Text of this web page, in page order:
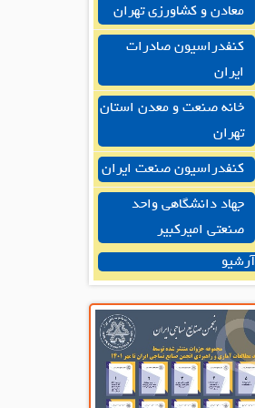
معادن و کشاورزی تهران
کنفدراسیون صادرات
ایران
خانه صنعت و معدن استان
تهران
کنفدراسیون صنعت ایران
جهاد دانشگاهی واحد
صنعتی امیرکبیر
آرشیو